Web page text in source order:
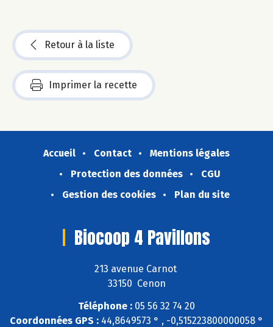
Retour à la liste
Imprimer la recette
Accueil Contact
Mentions légales
Protection des données
CGU
Gestion des cookies
Plan du site
Biocoop 4 Pavillons
213 avenue Carnot
33150 Cenon
Téléphone : 05 56 32 74 20
Coordonnées GPS : 44,8649573 ° , -0,515223800000058 °